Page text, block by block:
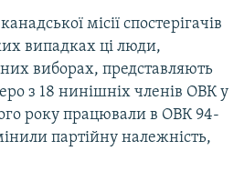
місії спостерігачів
випадках ці люди,
виборах, представляють
з 18 нинішніх членів ОВК у
року працювали в ОВК 94-
партійну належність,